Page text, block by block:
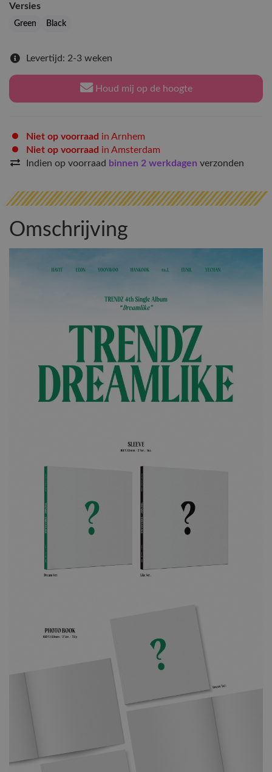
Versies
Green Black
Levertijd: 2-3 weken
Houd mij op de hoogte
Niet op voorraad in Arnhem
Niet op voorraad in Amsterdam
Indien op voorraad binnen 2 werkdagen verzonden
Omschrijving